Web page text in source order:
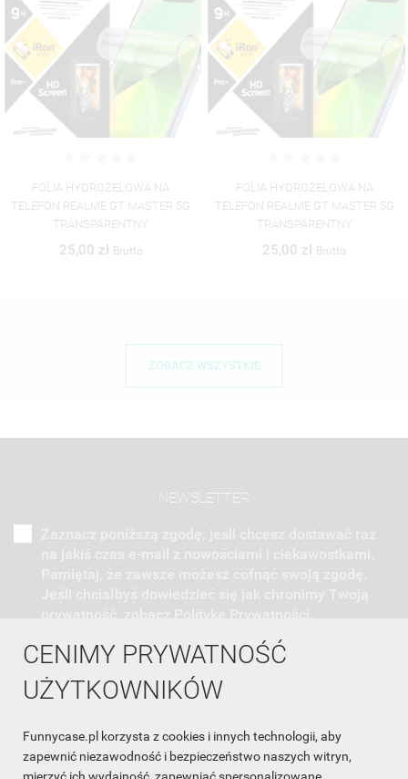
CENIMY PRYWATNOŚĆ
UŻYTKOWNIKÓW
Funnycase.pl korzysta z cookies i innych technologii, aby
zapewnić niezawodność i bezpieczeństwo naszych witryn,
FOLIA HYDROŻELOWA NA
TELEFON REALME GT MASTER 5G
TRANSPARENTNY
25,00 zł Brutto
FOLIA HYDROŻELOWA NA
TELEFON REALME GT MASTER 5G
TRANSPARENTNY
25,00 zł Brutto
ZOBACZ WSZYSTKIE
NEWSLETTER
INFORMACJA O SKLEPIE